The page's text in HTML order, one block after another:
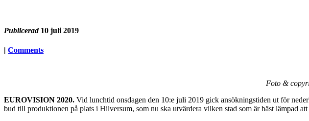
Publicerad 10 juli 2019
| Comments
Foto &
EUROVISION 2020. Vid lunchtid onsdagen den 10:e juli 2019 gick ansökningstiden ut för
bud till produktionen på plats i Hilversum, som nu ska utvärdera vilken stad som är bäst lämpad